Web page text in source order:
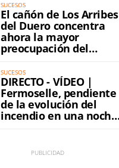
SUCESOS
El cañón de Los Arribes
del Duero concentra
ahora la mayor
preocupación del
incendio
SUCESOS
DIRECTO - VÍDEO |
Fermoselle, pendiente
de la evolución del
incendio en una noche